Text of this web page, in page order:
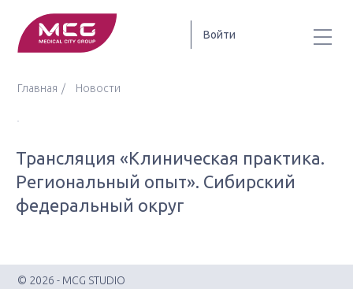
Войти
Главная Новости
Трансляция «Клиническая практика.
Региональный опыт». Сибирский
федеральный округ
© 2026 - MCG STUDIO